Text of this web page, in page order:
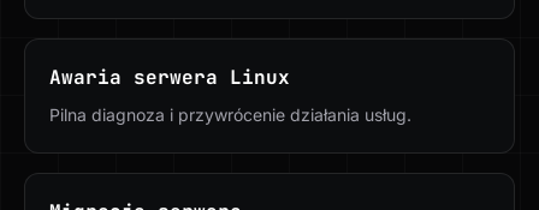
Awaria serwera Linux
Pilna diagnoza i przywrócenie działania usług.